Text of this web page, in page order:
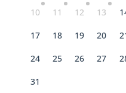
10 11 12 13
17 18 19 20
24 25 26 27
31